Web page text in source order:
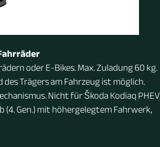
oder E-Bikes. Max. Zuladung 60 kg.
Trägers am Fahrzeug ist möglich.
Nicht für Škoda Kodiaq PHEV
(4. Gen.) mit höhergelegtem Fahrwerk,